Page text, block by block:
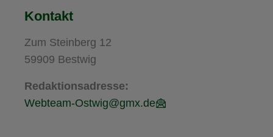
Kontakt
Zum Steinberg 12
59909 Bestwig
Redaktionsadresse:
Webteam-Ostwig@gmx.de